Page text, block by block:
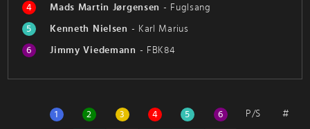
4
Mads Martin Jørgensen - Fuglsang
5
Kenneth Nielsen - Karl Marius
6
Jimmy Viedemann - FBK84
1 2 3 4 5 6 P/S #